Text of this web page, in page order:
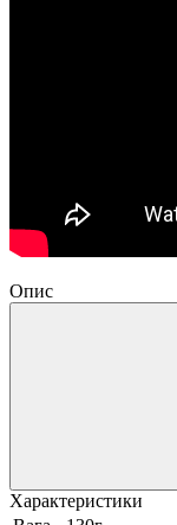
Опис
Характеристики